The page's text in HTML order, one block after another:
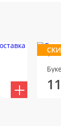
подарунків,